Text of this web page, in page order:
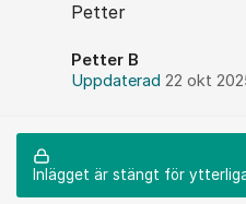
Petter
Petter B
Uppdaterad 22 okt
Inlägget är stängt för